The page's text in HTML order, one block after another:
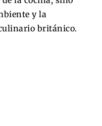
y la
británico.